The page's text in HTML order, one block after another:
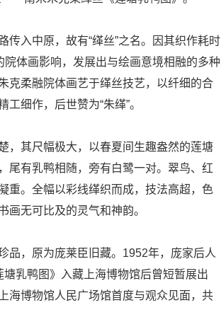
入中原，故有“缂丝”之名。因其织作耗时
院体画影响，发展出与绘画意境相融的多种
克柔融院体画艺于缂丝技艺，以纤细的合
细作，后世赞为“朱缂”。
，其尺幅极大，以春夏间生趣盎然的莲塘
尾有乳鸭相随，旁有白鹭一对。翠鸟、红
重。全幅以彩线缂织而成，技法高超，色
画无可比及的灵气和神韵。
品，原为庞莱臣旧藏。1952年，庞家后人
乳鸭图》入藏上海博物馆后曾短暂展出
海博物馆人民广场馆首度与观众见面，共